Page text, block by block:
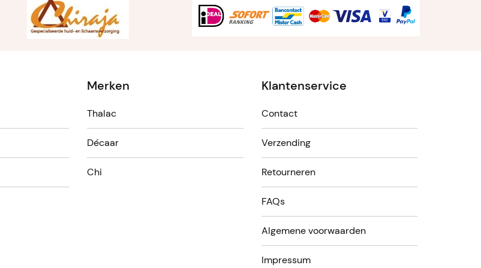
Merken
Thalac
Décaar
Chi
Klantenservice
Contact
Verzending
Retourneren
FAQs
Algemene voorwaarden
Impressum